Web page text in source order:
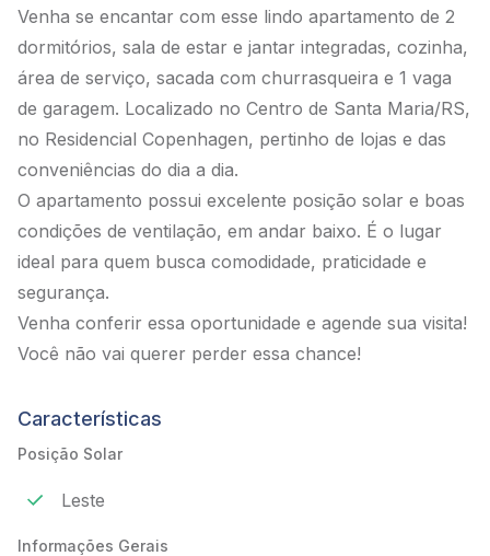
Venha se encantar com esse lindo apartamento de 2
dormitórios, sala de estar e jantar integradas, cozinha,
área de serviço, sacada com churrasqueira e 1 vaga
de garagem. Localizado no Centro de Santa Maria/RS,
no Residencial Copenhagen, pertinho de lojas e das
conveniências do dia a dia.
O apartamento possui excelente posição solar e boas
condições de ventilação, em andar baixo. É o lugar
ideal para quem busca comodidade, praticidade e
segurança.
Venha conferir essa oportunidade e agende sua visita!
Você não vai querer perder essa chance!
Características
Posição Solar
Leste
Informações Gerais